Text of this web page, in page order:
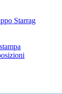
Starrag